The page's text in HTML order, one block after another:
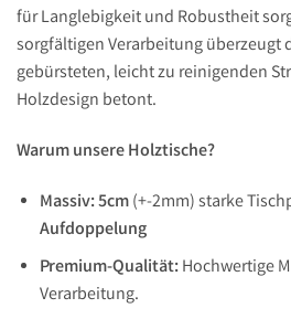
für Langlebigkeit und Robustheit
sorgfältigen Verarbeitung überzeugt
gebürsteten, leicht zu reinigenden
Holzdesign betont.
Warum unsere Holztische?
Massiv: 5cm(+-2mm) starke
Aufdoppelung
Premium-Qualität:Hochwertige
Verarbeitung.